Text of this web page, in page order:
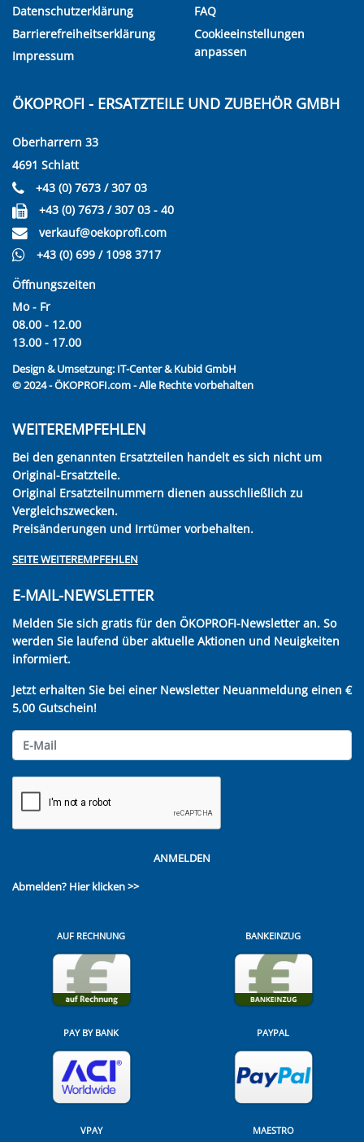
Datenschutzerklärung
Barrierefreiheitserklärung
Impressum
FAQ
Cookieeinstellungen
anpassen
ÖKOPROFI - ERSATZTEILE UND ZUBEHÖR GMBH
Oberharrern 33
4691 Schlatt
+43 (0) 7673 / 307 03
+43 (0) 7673 / 307 03 - 40
verkauf@oekoprofi.com
+43 (0) 699 / 1098 3717
Öffnungszeiten
Mo - Fr
08.00 - 12.00
13.00 - 17.00
Design & Umsetzung: IT-Center & Kubid GmbH
© 2024 - ÖKOPROFI.com - Alle Rechte vorbehalten
WEITEREMPFEHLEN
Bei den genannten Ersatzteilen handelt es sich nicht um
Original-Ersatzteile.
Original Ersatzteilnummern dienen ausschließlich zu
Vergleichszwecken.
Preisänderungen und Irrtümer vorbehalten.
SEITE WEITEREMPFEHLEN
E-MAIL-NEWSLETTER
Melden Sie sich gratis für den ÖKOPROFI-Newsletter an. So
werden Sie laufend über aktuelle Aktionen und Neuigkeiten
informiert.
Jetzt erhalten Sie bei einer Newsletter Neuanmeldung einen €
5,00 Gutschein!
ANMELDEN
Abmelden? Hier klicken >>
AUF RECHNUNG BANKEINZUG
PAY BY BANK PAYPAL
VPAY MAESTRO